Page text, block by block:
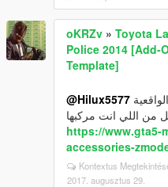
oKRZv » Toyota
Police 2014 [Add-
Template]
@Hilux5577
https://www.gta5-
accessories-
Kontextus
2017. augusztus 29.